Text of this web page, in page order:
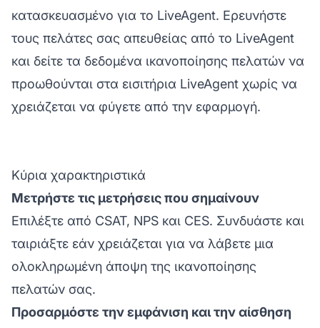
κατασκευασμένο για το LiveAgent. Ερευνήστε
τους πελάτες σας απευθείας από το LiveAgent
και δείτε τα δεδομένα ικανοποίησης πελατών να
προωθούνται στα εισιτήρια LiveAgent χωρίς να
χρειάζεται να φύγετε από την εφαρμογή.
Κύρια χαρακτηριστικά
Μετρήστε τις μετρήσεις που σημαίνουν
Επιλέξτε από CSAT, NPS και CES. Συνδυάστε και
ταιριάξτε εάν χρειάζεται για να λάβετε μια
ολοκληρωμένη άποψη της ικανοποίησης
πελατών σας.
Προσαρμόστε την εμφάνιση και την αίσθηση